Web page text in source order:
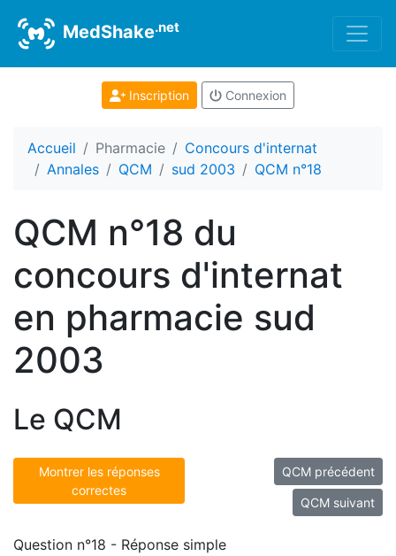
MedShake.net
Inscription Connexion
Accueil Pharmacie
Concours d'internat
Annales
QCM sud 2003 QCM n°18
QCM n°18 du
concours d'internat
en pharmacie sud
2003
Le QCM
Montrer les réponses
correctes
QCM précédent
QCM suivant
Question n°18 - Réponse simple